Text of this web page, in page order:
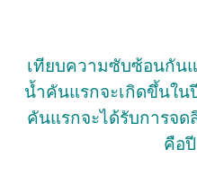
เทียบความซับซ้อนกัน
น้ำคันแรกจะเกิดขึ้นใ
คันแรกจะได้รับการจ
คือ